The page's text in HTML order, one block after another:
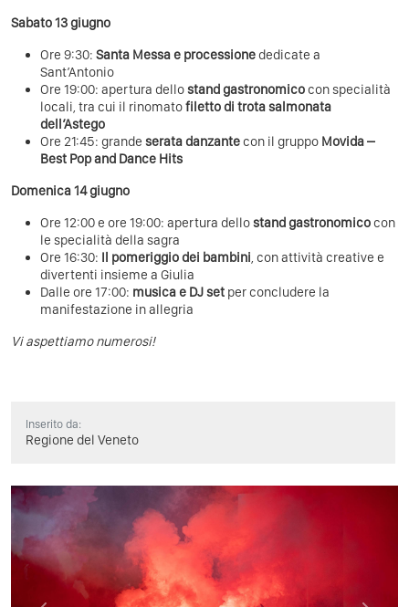
Sabato 13 giugno
Ore 9:30: Santa Messa e processionededicate a
Sant’Antonio
Ore 19:00: apertura dellostand gastronomicocon specialità
locali, tra cui il rinomatofiletto di trota salmonata
dell’Astego
Ore 21:45: grande serata danzantecon il gruppo Movida –
Best Pop and Dance Hits
Domenica 14 giugno
Ore 12:00 e ore 19:00: apertura dellostand gastronomicocon
le specialità della sagra
Ore 16:30: Il pomeriggio dei bambini , con attività creative e
divertenti insieme a Giulia
Dalle ore 17:00: musica e DJ set per concludere la
manifestazione in allegria
Vi aspettiamo numerosi!
Inserito da:
Regione del Veneto